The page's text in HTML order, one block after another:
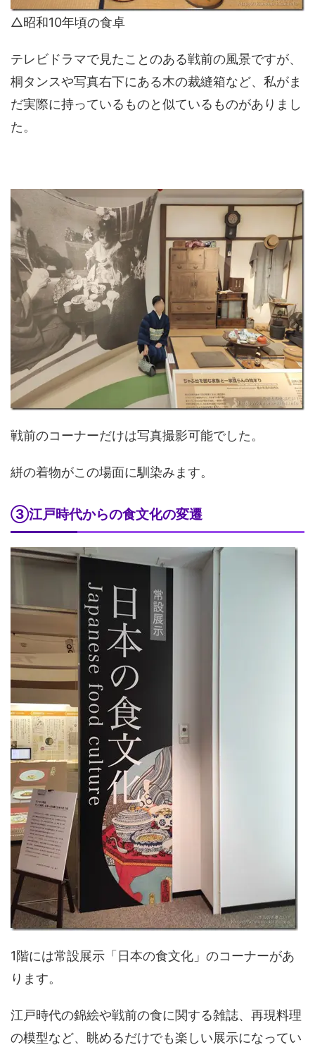
△昭和10年頃の食卓
テレビドラマで見たことのある戦前の風景ですが、
桐タンスや写真右下にある木の裁縫箱など、私がま
だ実際に持っているものと似ているものがありまし
た。
戦前のコーナーだけは写真撮影可能でした。
絣の着物がこの場面に馴染みます。
③江戸時代からの食文化の変遷
1階には常設展示「日本の食文化」のコーナーがあ
ります。
江戸時代の錦絵や戦前の食に関する雑誌、再現料理
の模型など、眺めるだけでも楽しい展示になってい